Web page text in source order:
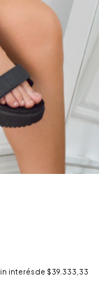
interés de $39.333,33